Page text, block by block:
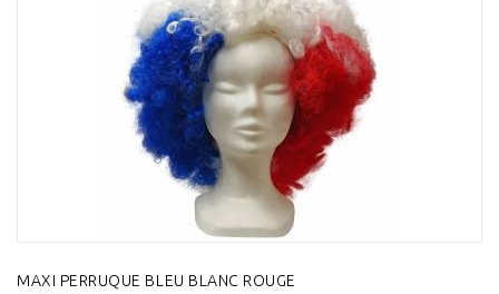
MAXI PERRUQUE BLEU BLANC ROUGE